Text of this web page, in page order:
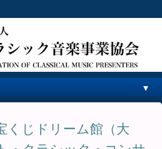
▼
くじドリーム館（大